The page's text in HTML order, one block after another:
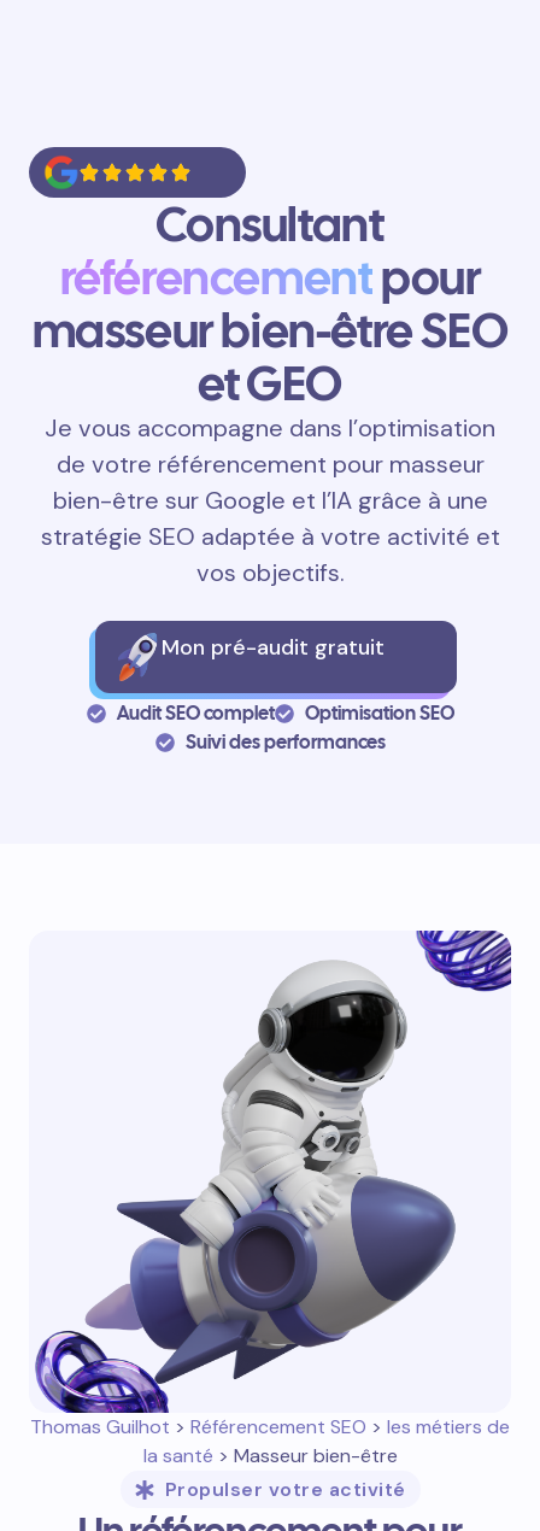
Consultant
référencementpour
masseur bien-être SEO
et GEO
Je vous accompagne dans l’optimisation
de votre référencement pour masseur
bien-être sur Google et l’IA grâce à une
stratégie SEO adaptée à votre activité et
vos objectifs.
Mon pré-audit gratuit
Audit SEO complet
Optimisation SEO
Suivi des performances
Thomas Guilhot > Référencement SEO > les métiers de
la santé > Masseur bien-être
Propulser votre activité